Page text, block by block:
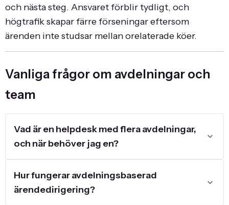
och nästa steg. Ansvaret förblir tydligt, och
högtrafik skapar färre förseningar eftersom
ärenden inte studsar mellan orelaterade köer.
Vanliga frågor om avdelningar och
team
Vad är en helpdesk med flera avdelningar,
och när behöver jag en?
Hur fungerar avdelningsbaserad
ärendedirigering?